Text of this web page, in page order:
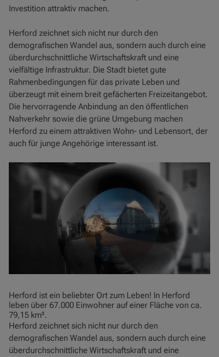
Investition attraktiv machen.
Herford zeichnet sich nicht nur durch den
demografischen Wandel aus, sondern auch durch eine
überdurchschnittliche Wirtschaftskraft und eine
vielfältige Infrastruktur. Die Stadt bietet gute
Rahmenbedingungen für das private Leben und
überzeugt mit einem breit gefächerten Freizeitangebot.
Die hervorragende Anbindung an den öffentlichen
Nahverkehr sowie die grüne Umgebung machen
Herford zu einem attraktiven Wohn- und Lebensort, der
auch für junge Angehörige interessant ist.
Herford ist ein beliebter Ort zum Leben! In Herford
leben über 67.000 Einwohner auf einer Fläche von ca.
79,15 km².
Herford zeichnet sich nicht nur durch den
demografischen Wandel aus, sondern auch durch eine
überdurchschnittliche Wirtschaftskraft und eine